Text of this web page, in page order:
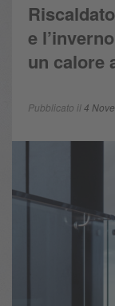
e
un calore
Pubblicato il4